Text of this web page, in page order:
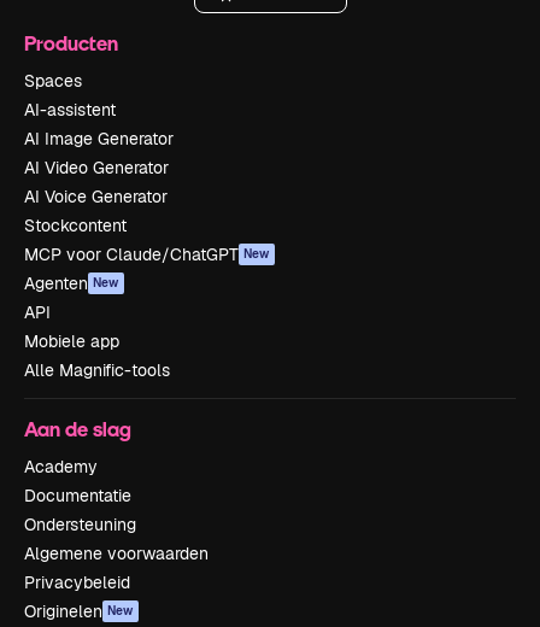
Producten
Spaces
AI-assistent
AI Image Generator
AI Video Generator
AI Voice Generator
Stockcontent
MCP voor Claude/ChatGPT New
Agenten New
API
Mobiele app
Alle Magnific-tools
Aan de slag
Academy
Documentatie
Ondersteuning
Algemene voorwaarden
Privacybeleid
Originelen New